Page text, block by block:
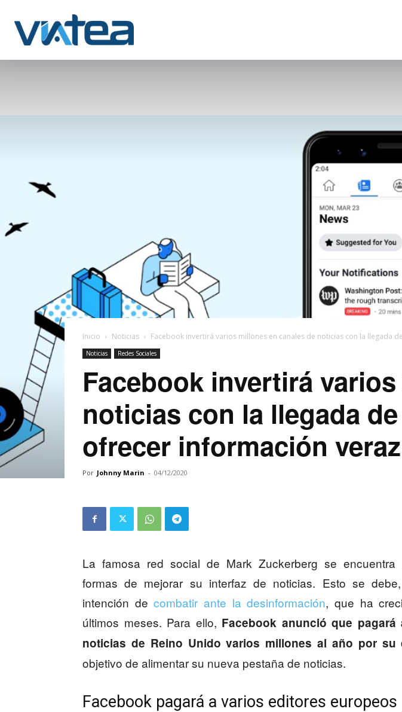
Inicio Noticias Facebook invertirá varios millones en canales de noticias con la llegada
Noticias Redes Sociales
Facebook invertirá
noticias con la llegada
ofrecer información
Por Johnny Marin - 04/12/2020
La famosa red social de Mark Zuckerberg se encuentra
formas de mejorar su interfaz de noticias. Esto se
intención decombatir ante la desinformación, que ha
últimos meses. Para ello, Facebook anunció que
noticias de Reino Unido varios millones al año por su
objetivo de alimentar su nueva pestaña de noticias.
Facebook pagará a varios editores europeos